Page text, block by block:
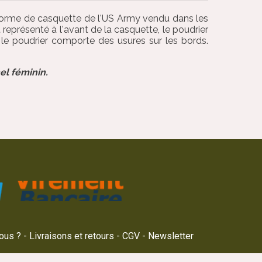
de casquette de l'US Army vendu dans les
à l'avant de la casquette, le poudrier
poudrier comporte des usures sur les bords.
féminin.
? Livraisons et retours CGV Newsletter